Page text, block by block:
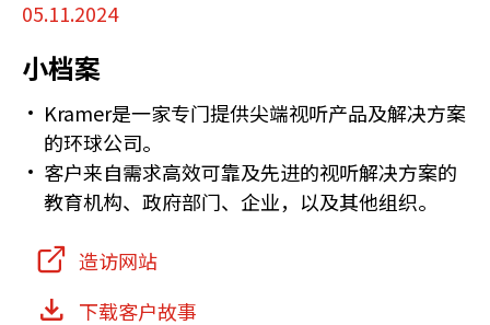
05.11.2024
小档案
Kramer是一家专门提供尖端视听产品及解决方案
的环球公司。
客户来自需求高效可靠及先进的视听解决方案的
教育机构、政府部门、企业，以及其他组织。
造访网站
下载客户故事